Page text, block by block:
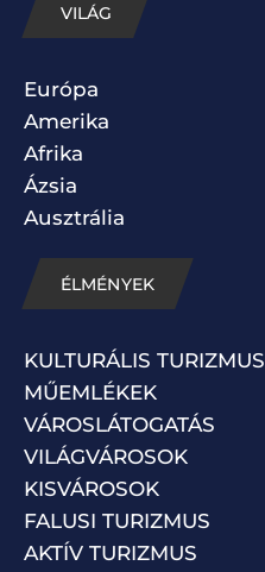
VILÁG
Európa
Amerika
Afrika
Ázsia
Ausztrália
ÉLMÉNYEK
KULTURÁLIS TURIZMUS
MŰEMLÉKEK
VÁROSLÁTOGATÁS
VILÁGVÁROSOK
KISVÁROSOK
FALUSI TURIZMUS
AKTÍV TURIZMUS